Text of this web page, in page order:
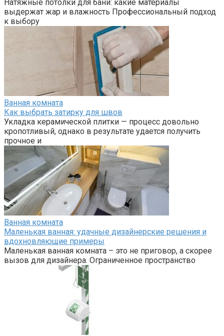
Натяжные потолки для бани: какие материалы
выдержат жар и влажность Профессиональный подход
к выбору
Ванная комната
Как выбрать затирку для швов
Укладка керамической плитки — процесс довольно
кропотливый, однако в результате удается получить
прочное и
Ванная комната
Маленькая ванная: удачные дизайнерские решения и
вдохновляющие примеры
Маленькая ванная комната – это не приговор, а скорее
вызов для дизайнера. Ограниченное пространство